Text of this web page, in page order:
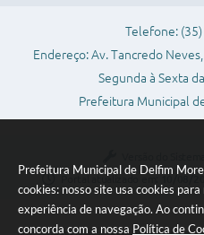
Prefeitura Municipal de Delfim
cookies: nosso site usa cookies
experiência de navegação. Ao
concorda com a nossa Política de
Telefone:
Endereço: Av. Tancredo
Segunda à Sexta
Prefeitura Municipal
Portal atualizado em: